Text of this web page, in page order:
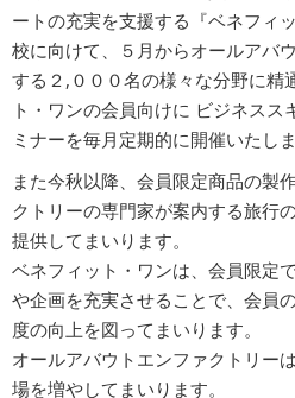
ートの充実を支援する『ベネフィ
校に向けて、５月からオールアバ
する２,０００名の様々な分野に精
ト・ワンの会員向けに ビジネス
ミナーを毎月定期的に開催いたしま
また今秋以降、会員限定商品の製
クトリーの専門家が案内する旅行
提供してまいります。
ベネフィット・ワンは、会員限定
や企画を充実させることで、会員
度の向上を図ってまいります。
オールアバウトエンファクトリー
場を増やしてまいります。